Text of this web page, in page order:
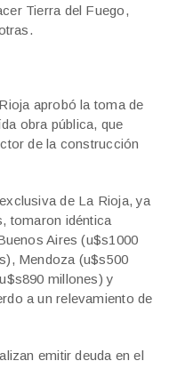
Tierra del Fuego,
aprobó la toma de
obra pública, que
de la construcción
de La Rioja, ya
tomaron idéntica
Aires (u$s1000
Mendoza (u$s500
millones) y
a un relevamiento de
emitir deuda en el